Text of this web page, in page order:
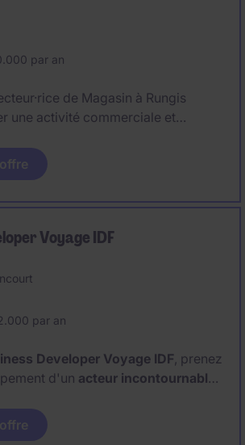
par an
de Magasin à Rungis
une activité commerciale et
de Magasin contribue au
ventes et à la structuration de
Voyage IDF
par an
Developer Voyage IDF, prenez
d'un acteur incontournable
commercial au service de projets